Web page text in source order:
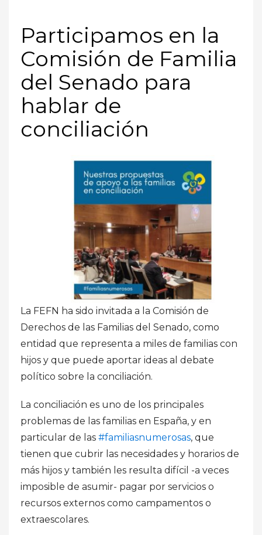
Participamos en la
Comisión de Familia
del Senado para
hablar de
conciliación
La FEFN ha sido invitada a la Comisión de
Derechos de las Familias del Senado, como
entidad que representa a miles de familias con
hijos y que puede aportar ideas al debate
político sobre la conciliación.
La conciliación es uno de los principales
problemas de las familias en España, y en
particular de las #familiasnumerosas, que
tienen que cubrir las necesidades y horarios de
más hijos y también les resulta difícil -a veces
imposible de asumir- pagar por servicios o
recursos externos como campamentos o
extraescolares.